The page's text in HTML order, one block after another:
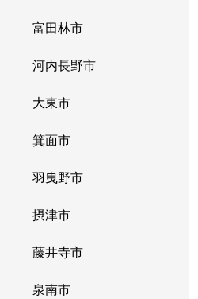
富田林市
河内長野市
大東市
箕面市
羽曳野市
摂津市
藤井寺市
泉南市